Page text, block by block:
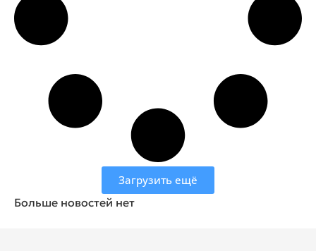
Загрузить ещё
Больше новостей нет